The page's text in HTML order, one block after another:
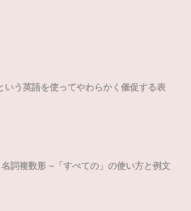
う英語を使ってやわらかく催促する表
詞複数形 ~「すべての」の使い方と例文